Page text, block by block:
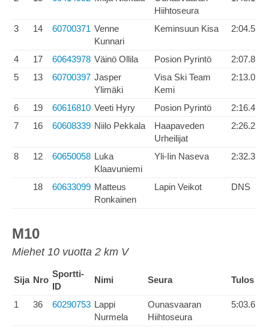
Hiihtoseura
3 14 60700371 Venne
Kunnari
Keminsuun Kisa 2:04.5
4 17 60643978 Väinö Ollila Posion Pyrintö
2:07.8
5
13 60700397 Jasper
Ylimäki
Visa Ski Team
Kemi
2:13.0
6 19 60616810 Veeti Hyry Posion Pyrintö
2:16.4
7
16 60608339 Niilo Pekkala
Haapaveden
Urheilijat
2:26.2
8 12 60650058 Luka
Klaavuniemi
Yli-Iin Naseva 2:32.3
18 60633099 Matteus
Ronkainen
Lapin Veikot DNS
M10
Miehet 10 vuotta 2 km V
Sija Nro
Sportti-
ID
Nimi Seura Tulos
1 36 60290753 Lappi
Nurmela
Ounasvaaran
Hiihtoseura
5:03.6